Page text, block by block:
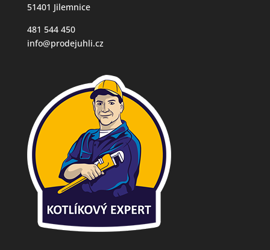
51401 Jilemnice
481 544 450
info@prodejuhli.cz